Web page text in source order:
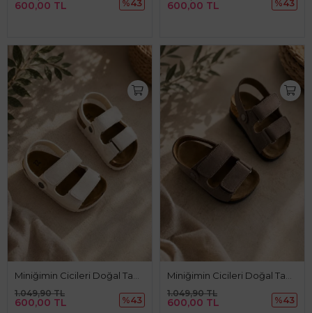
600,00 TL %43 600,00 TL %43
600,00 TL
1.049,90 TL
%43 600,00 TL
1.049,90 TL
%43